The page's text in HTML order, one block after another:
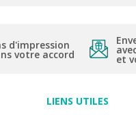
d'impression
votre accord et
LIENS UTILES